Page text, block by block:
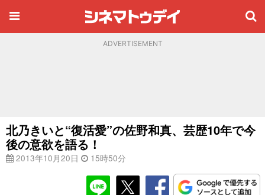
ADVERTISEMENT
北乃きいと“復活愛”の佐野和真、芸歴10年で今
後の意欲を語る！
2013年10月20日 15時50分